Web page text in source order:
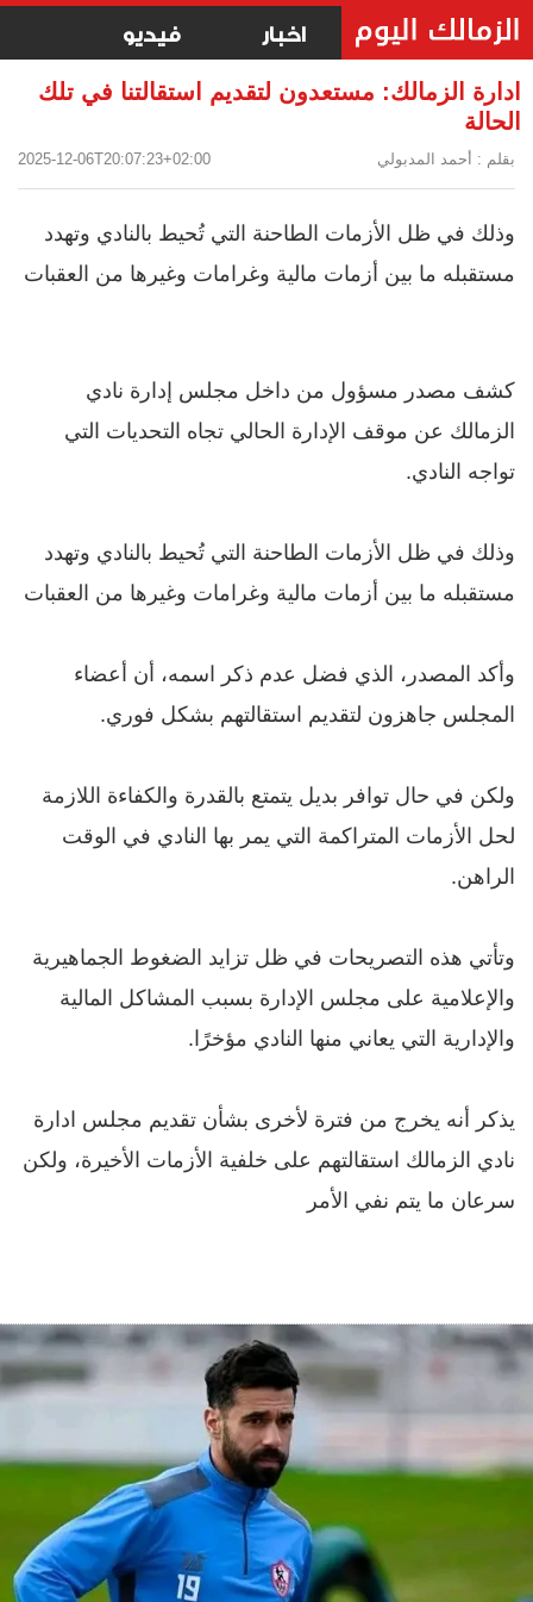
اخبار فيديو
ادارة الزمالك: مستعدون لتقديم استقالتنا في تلك
الحالة
بقلم : أحمد المدبولي 2025-12-06T20:07:23+02:00
وذلك في ظل الأزمات الطاحنة التي تُحيط بالنادي وتهدد
مستقبله ما بين أزمات مالية وغرامات وغيرها من العقبات
كشف مصدر مسؤول من داخل مجلس إدارة نادي
الزمالك عن موقف الإدارة الحالي تجاه التحديات التي
تواجه النادي.
وذلك في ظل الأزمات الطاحنة التي تُحيط بالنادي وتهدد
مستقبله ما بين أزمات مالية وغرامات وغيرها من العقبات
وأكد المصدر، الذي فضل عدم ذكر اسمه، أن أعضاء
المجلس جاهزون لتقديم استقالتهم بشكل فوري.
ولكن في حال توافر بديل يتمتع بالقدرة والكفاءة اللازمة
لحل الأزمات المتراكمة التي يمر بها النادي في الوقت
الراهن.
وتأتي هذه التصريحات في ظل تزايد الضغوط الجماهيرية
والإعلامية على مجلس الإدارة بسبب المشاكل المالية
والإدارية التي يعاني منها النادي مؤخرًا.
يذكر أنه يخرج من فترة لأخرى بشأن تقديم مجلس ادارة
نادي الزمالك استقالتهم على خلفية الأزمات الأخيرة، ولكن
سرعان ما يتم نفي الأمر